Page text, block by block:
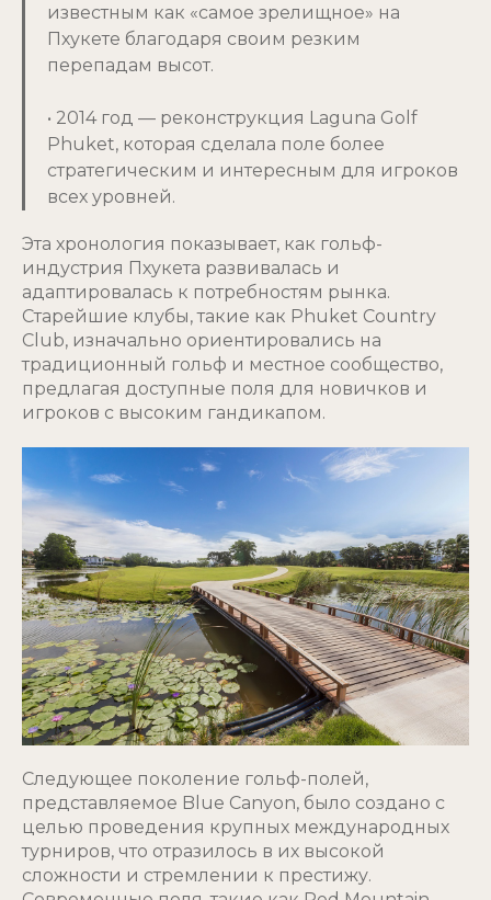
известным как «самое зрелищное» на
Пхукете благодаря своим резким
перепадам высот.
• 2014 год — реконструкция Laguna Golf
Phuket, которая сделала поле более
стратегическим и интересным для игроков
всех уровней.
Эта хронология показывает, как гольф-
индустрия Пхукета развивалась и
адаптировалась к потребностям рынка.
Старейшие клубы, такие как Phuket Country
Club, изначально ориентировались на
традиционный гольф и местное сообщество,
предлагая доступные поля для новичков и
игроков с высоким гандикапом.
Следующее поколение гольф-полей,
представляемое Blue Canyon, было создано с
целью проведения крупных международных
турниров, что отразилось в их высокой
сложности и стремлении к престижу.